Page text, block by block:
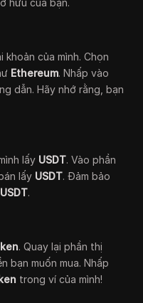
hữu của bạn.
của mình. Chọn
Ethereum. Nhấp vào
dẫn. Hãy nhớ rằng, bạn
lấy USDT. Vào phần
lấy USDT. Đảm bảo
USDT.
. Quay lại phần thị
bạn muốn mua. Nhấp
trong ví của mình!